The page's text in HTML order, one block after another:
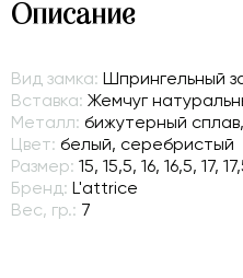
Описание
Вид замка: Шпрингельный
Вставка: Жемчуг
Металл: бижутерный
Цвет: белый, серебристый
Размер: 15, 15,5, 16, 16,5, 17,
Бренд: L'attrice
Вес, гр.: 7